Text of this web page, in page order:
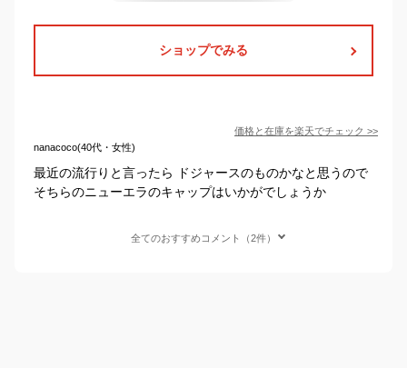
ショップでみる
価格と在庫を楽天でチェック >>
nanacoco(40代・女性)
最近の流行りと言ったら ドジャースのものかなと思うので
そちらのニューエラのキャップはいかがでしょうか
全てのおすすめコメント（2件）